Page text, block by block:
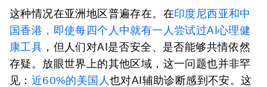
这种情况在亚洲地区普遍存在。在印度尼西亚和中
国香港，即使每四个人中就有一人尝试过AI心理健
康工具 ，但人们对AI是否安全、是否能够共情依然
存疑。放眼世界上的其他区域，这一问题也并非罕
见： 近60%的美国人也对AI辅助诊断感到不安。这